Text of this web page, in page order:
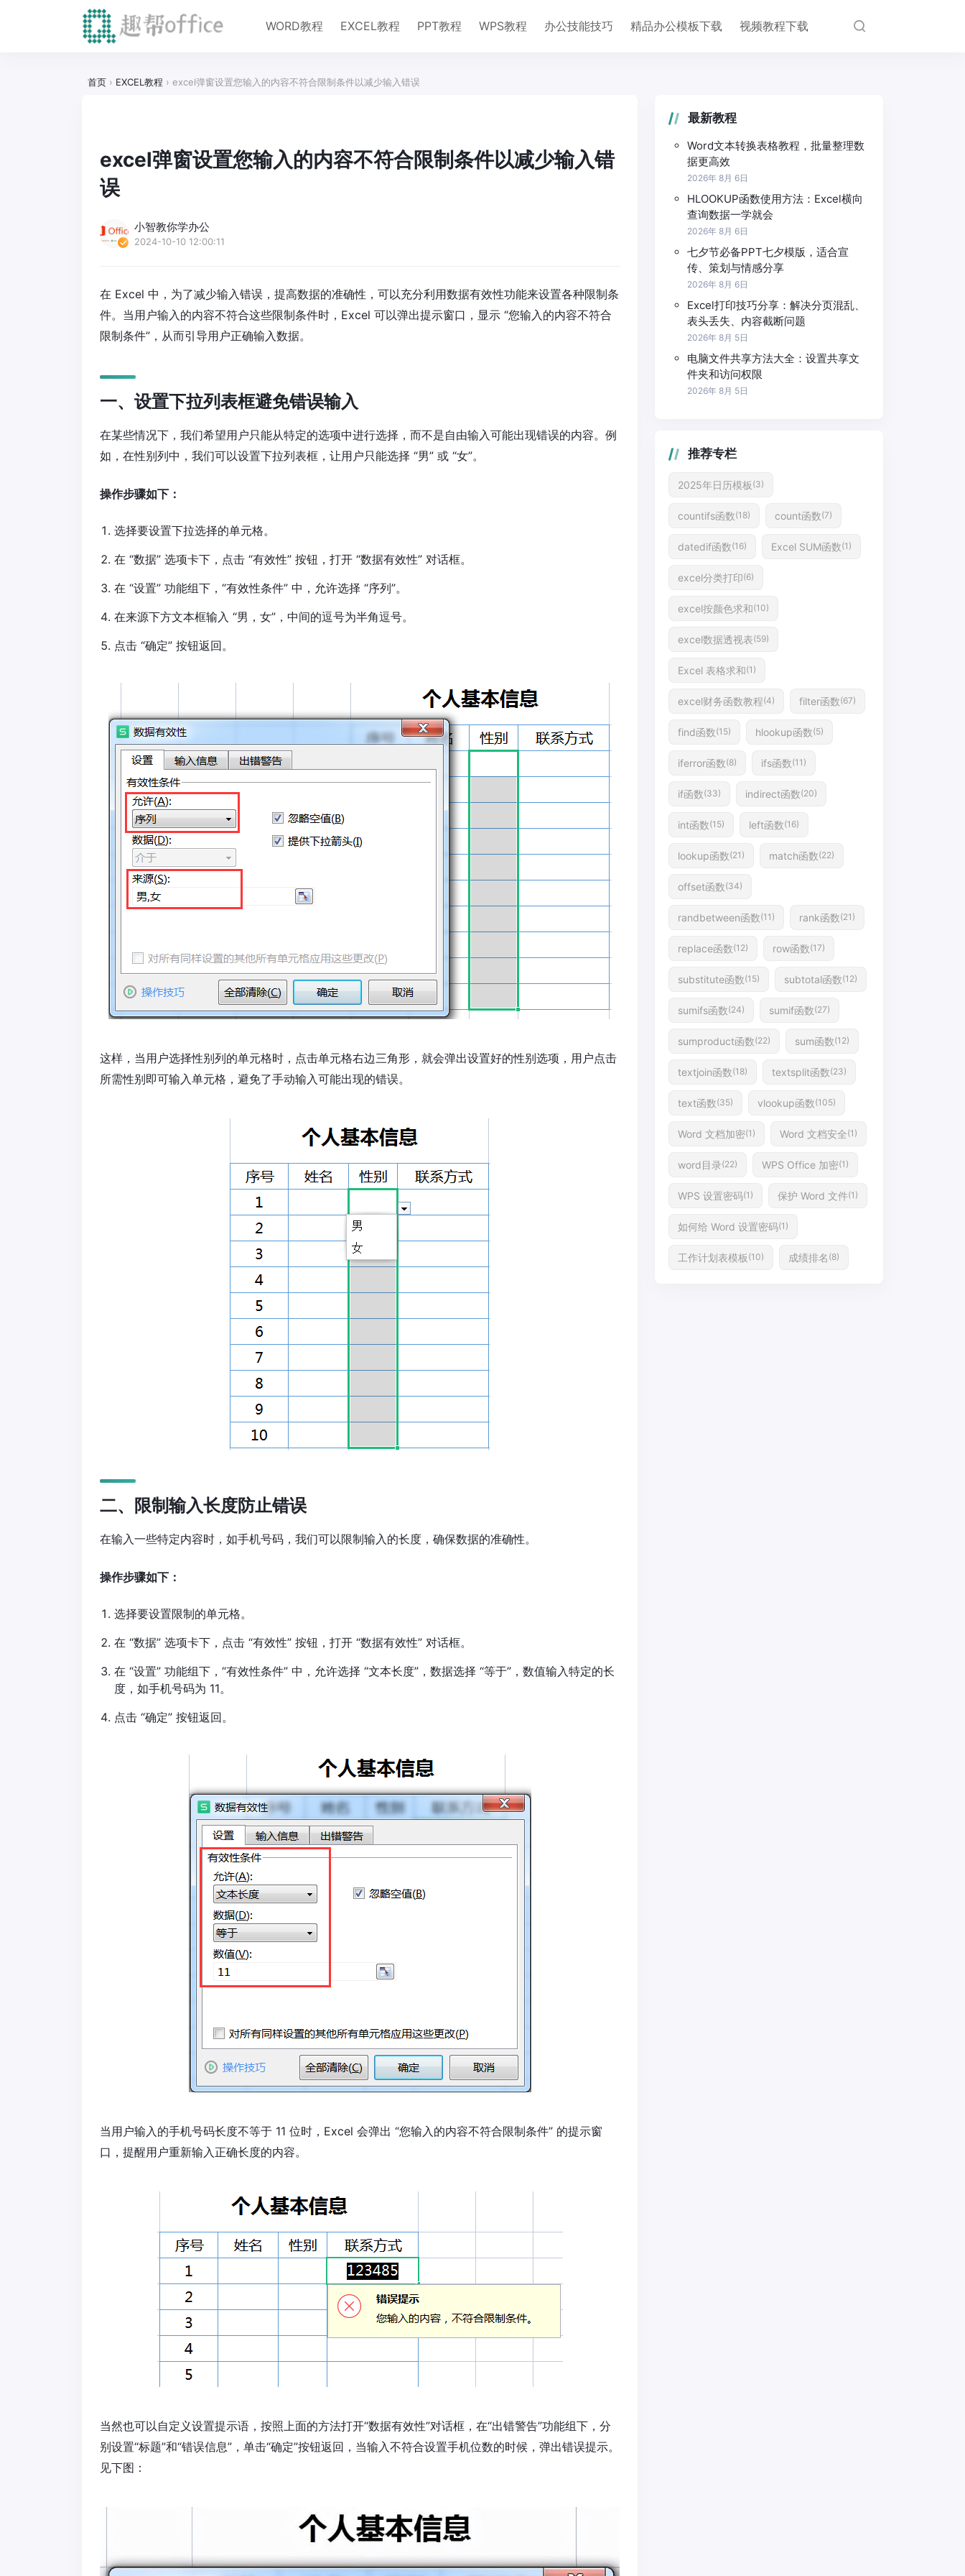
WORD教程 EXCEL教程 PPT教程 WPS教程 办公技能技巧 精品办公模板下载 视频教程下载
首页 › EXCEL教程 › excel弹窗设置您输入的内容不符合限制条件以减少输入错误
excel弹窗设置您输入的内容不符合限制条件以减少输入错
误
小智教你学办公
2024-10-10 12:00:11
在 Excel 中，为了减少输入错误，提高数据的准确性，可以充分利用数据有效性功能来设置各种限制条
件。当用户输入的内容不符合这些限制条件时，Excel 可以弹出提示窗口，显示 “您输入的内容不符合
限制条件”，从而引导用户正确输入数据。
一、设置下拉列表框避免错误输入
在某些情况下，我们希望用户只能从特定的选项中进行选择，而不是自由输入可能出现错误的内容。例
如，在性别列中，我们可以设置下拉列表框，让用户只能选择 “男” 或 “女”。
操作步骤如下：
选择要设置下拉选择的单元格。
在 “数据” 选项卡下，点击 “有效性” 按钮，打开 “数据有效性” 对话框。
在 “设置” 功能组下，“有效性条件” 中，允许选择 “序列”。
在来源下方文本框输入 “男，女”，中间的逗号为半角逗号。
点击 “确定” 按钮返回。
这样，当用户选择性别列的单元格时，点击单元格右边三角形，就会弹出设置好的性别选项，用户点击
所需性别即可输入单元格，避免了手动输入可能出现的错误。
二、限制输入长度防止错误
在输入一些特定内容时，如手机号码，我们可以限制输入的长度，确保数据的准确性。
操作步骤如下：
选择要设置限制的单元格。
在 “数据” 选项卡下，点击 “有效性” 按钮，打开 “数据有效性” 对话框。
在 “设置” 功能组下，“有效性条件” 中，允许选择 “文本长度”，数据选择 “等于”，数值输入特定的长
度，如手机号码为 11。
点击 “确定” 按钮返回。
当用户输入的手机号码长度不等于 11 位时，Excel 会弹出 “您输入的内容不符合限制条件” 的提示窗
口，提醒用户重新输入正确长度的内容。
当然也可以自定义设置提示语，按照上面的方法打开“数据有效性”对话框，在“出错警告”功能组下，分
别设置“标题”和“错误信息”，单击“确定”按钮返回，当输入不符合设置手机位数的时候，弹出错误提示。
见下图：
最新教程
Word文本转换表格教程，批量整理数
据更高效
2026年 8月 6日
HLOOKUP函数使用方法：Excel横向
查询数据一学就会
2026年 8月 6日
七夕节必备PPT七夕模版，适合宣
传、策划与情感分享
2026年 8月 6日
Excel打印技巧分享：解决分页混乱、
表头丢失、内容截断问题
2026年 8月 5日
电脑文件共享方法大全：设置共享文
件夹和访问权限
2026年 8月 5日
推荐专栏
2025年日历模板 (3)
countifs函数(18) count函数(7)
datedif函数(16) Excel SUM函数(1)
excel分类打印(6)
excel按颜色求和(10)
excel数据透视表(59)
Excel 表格求和(1)
excel财务函数教程(4) filter函数(67)
find函数(15) hlookup函数(5)
iferror函数(8) ifs函数(11)
if函数(33) indirect函数(20)
int函数(15) left函数(16)
lookup函数(21) match函数(22)
offset函数(34)
randbetween函数(11) rank函数(21)
replace函数(12) row函数(17)
substitute函数(15) subtotal函数(12)
sumifs函数(24) sumif函数(27)
sumproduct函数(22) sum函数(12)
textjoin函数(18) textsplit函数(23)
text函数(35) vlookup函数(105)
Word 文档加密(1) Word 文档安全(1)
word目录(22) WPS Office 加密(1)
WPS 设置密码(1) 保护 Word 文件(1)
如何给 Word 设置密码(1)
工作计划表模板 (10) 成绩排名 (8)